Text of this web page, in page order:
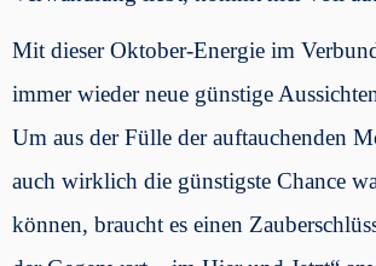
Mit dieser Oktober-Energie im
immer wieder neue günstige
Um aus der Fülle der auftauchenden
auch wirklich die günstigste Chance
können, braucht es einen